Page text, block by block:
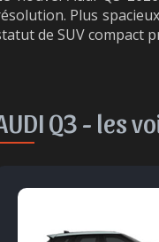
Plus
de SUV compact
Q3 - les